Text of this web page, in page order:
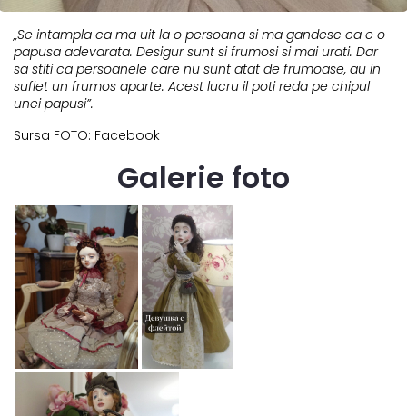
„Se intampla ca ma uit la o persoana si ma gandesc ca e o
papusa adevarata. Desigur sunt si frumosi si mai urati. Dar
sa stiti ca persoanele care nu sunt atat de frumoase, au in
suflet un frumos aparte. Acest lucru il poti reda pe chipul
unei papusi”.
Sursa FOTO: Facebook
Galerie foto